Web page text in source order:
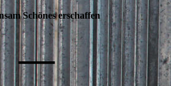
Schönes erschaffen
—